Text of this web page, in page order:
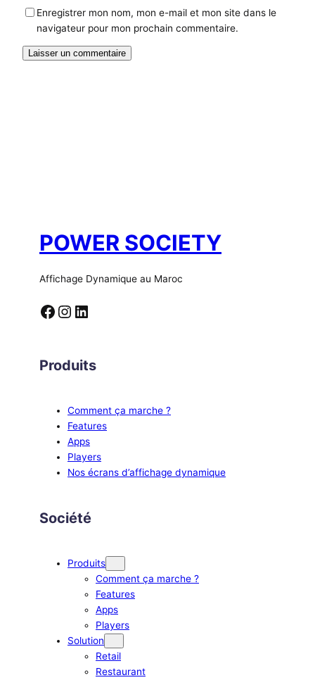
Enregistrer mon nom, mon e-mail et mon site dans le
navigateur pour mon prochain commentaire.
POWER SOCIETY
Affichage Dynamique au Maroc
Facebook Instagram LinkedIn
Produits
Comment ça marche ?
Features
Apps
Players
Nos écrans d’affichage dynamique
Société
Produits
Comment ça marche ?
Features
Apps
Players
Solution
Retail
Restaurant